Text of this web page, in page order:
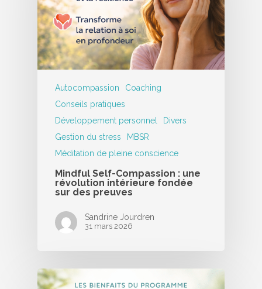
Autocompassion
Coaching
Conseils pratiques
Développement personnel
Divers
Gestion du stress
MBSR
Méditation de pleine conscience
Mindful Self-Compassion : une
révolution intérieure fondée
sur des preuves
Sandrine Jourdren
31 mars 2026